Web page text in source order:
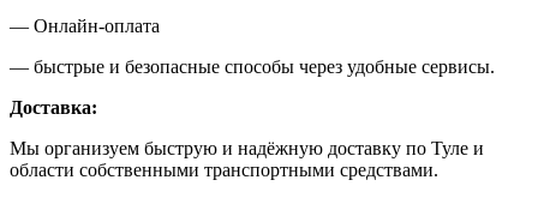
— Онлайн-оплата
— быстрые и безопасные способы через удобные сервисы.
Доставка:
Мы организуем быструю и надёжную доставку по Туле и
области собственными транспортными средствами.